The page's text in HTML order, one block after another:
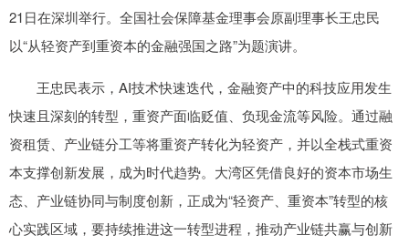
21日在深圳举行。全国社会保障基金理事会原副理事长王忠民
以“从轻资产到重资本的金融强国之路”为题演讲。
王忠民表示，AI技术快速迭代，金融资产中的科技应用发生
快速且深刻的转型，重资产面临贬值、负现金流等风险。通过融
资租赁、产业链分工等将重资产转化为轻资产，并以全栈式重资
本支撑创新发展，成为时代趋势。大湾区凭借良好的资本市场生
态、产业链协同与制度创新，正成为“轻资产、重资本”转型的核
心实践区域，要持续推进这一转型进程，推动产业链共赢与创新